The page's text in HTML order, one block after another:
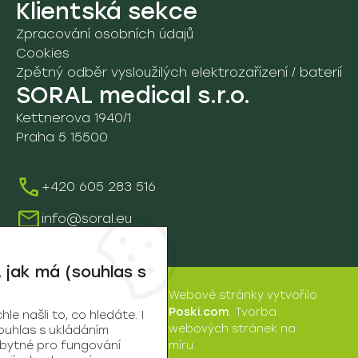
C. Sprchová lůžka a panely
4B. Nakládání s odpady
A. Nemocniční lůžka
B. Pečovatelská lůžka
C. Noční stolky
D. Ostatní
06. Léčba popálenin
A. Fluidní lůžko Sands
B. Fluidní lůžko Pearls
07. Ostatní pomůcky
7A. Fixační a ochranné pom.
08. Rehabilitace
9D. Vozíky
Údržba a servis
Školení
Klientská sekce
Zpracování osobních údajů
Cookies
Zpětný odběr vysloužilých elektrozařízení / baterií
SORAL medical s.r.o.
Kettnerova 1940/1
Praha 5 15500
+420 605 283 516
info@soral.eu
medical
s.r.o. | © 2026
Webové stránkyvytvořilo
Poski.com. Tvorba
webových stránek na
míru.
má (souhlas s
našli to, co hledáte. I
s ukládáním
pro fungování